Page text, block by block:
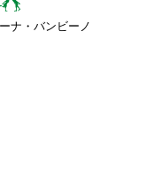
ナ・バンビーノ